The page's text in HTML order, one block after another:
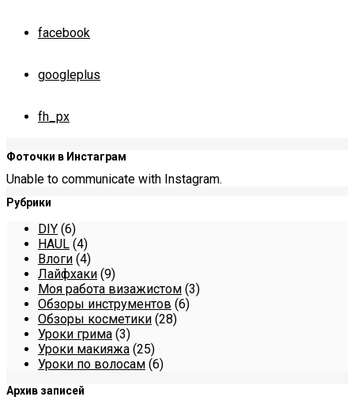
facebook
googleplus
fh_px
Фоточки в Инстаграм
Unable to communicate with Instagram.
Рубрики
DIY (6)
HAUL (4)
Влоги (4)
Лайфхаки (9)
Моя работа визажистом (3)
Обзоры инструментов (6)
Обзоры косметики (28)
Уроки грима (3)
Уроки макияжа (25)
Уроки по волосам (6)
Архив записей